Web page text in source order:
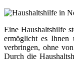
Eine Haushaltshilfe
ermöglicht es
verbringen, ohne
Durch die